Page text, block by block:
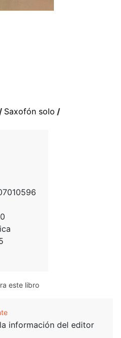
Saxofón solo /
este libro
información del editor